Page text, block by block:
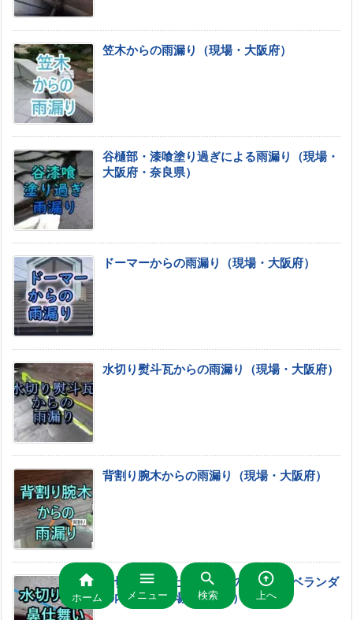
笠木からの雨漏り（現場・大阪府）
谷樋部・漆喰塗り過ぎによる雨漏り（現場・
大阪府・奈良県）
ドーマーからの雨漏り（現場・大阪府）
水切り熨斗瓦からの雨漏り（現場・大阪府）
背割り腕木からの雨漏り（現場・大阪府）
水切り板金鼻仕舞いからの雨漏り・ベランダ
の内壁も（現場・大阪府）

ホーム

メニュー

検索

上へ